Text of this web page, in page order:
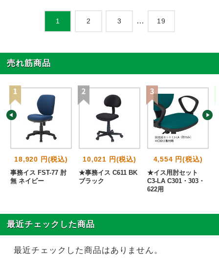
1 2 3 … 19
売れ筋商品
18,920 円(税込)
事務イス FST-77 肘
無 ネイビー
10,021 円(税込)
★事務イス C611 BK
ブラック
4,554 円(税込)
★イス用肘セット
C3-LA C301・303・
622用
最近チェックした商品
最近チェックした商品はありません。